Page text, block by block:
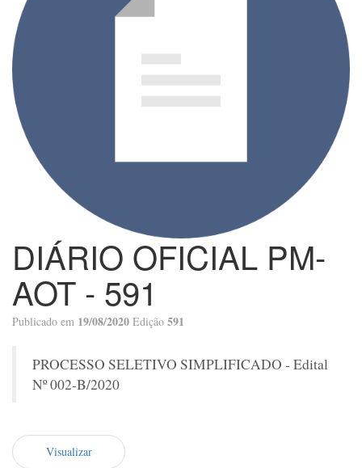
DIÁRIO OFICIAL PM-
AOT - 591
Publicado em 19/08/2020 Edição 591
PROCESSO SELETIVO SIMPLIFICADO - Edital
Nº 002-B/2020
Visualizar